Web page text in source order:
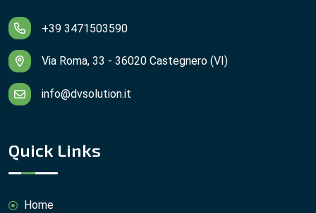
+39 3471503590
Via Roma, 33 - 36020 Castegnero (VI)
info@dvsolution.it
Quick Links
Home